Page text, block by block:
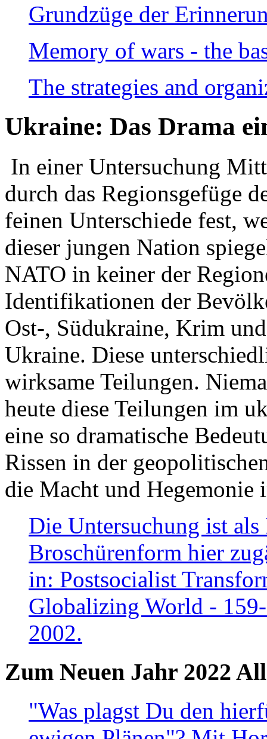
Grundzüge der
Memory of wars - the
The strategies and
Ukraine: Das Drama
In einer Untersuchung
durch das Regionsgefüge
feinen Unterschiede fest,
dieser jungen Nation
NATO in keiner der
Identifikationen der
Ost-, Südukraine, Krim
Ukraine. Diese
wirksame Teilungen.
heute diese Teilungen im
eine so dramatische
Rissen in der
die Macht und Hegemonie
Die Untersuchung ist
Broschürenform hier
in: Postsocialist
Globalizing World -
2002.
Zum Neuen Jahr 2022
"Was plagst Du den